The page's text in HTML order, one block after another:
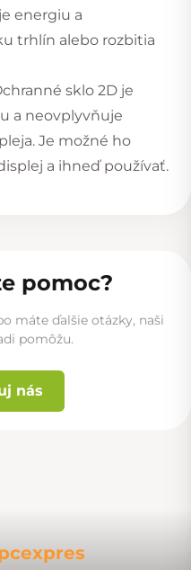
energiu a
trhlín alebo rozbitia
sklo 2D je
a neovplyvňuje
Je možné ho
a ihneď používať.
pomoc?
máte ďalšie otázky, naši
pomôžu.
nás